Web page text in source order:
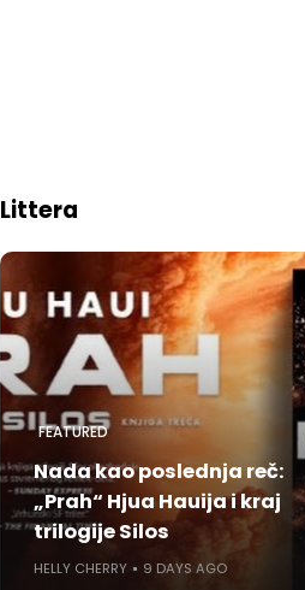
Littera
FEATURED
Nada kao poslednja reč:
„Prah“ Hjua Hauija i kraj
trilogije Silos
HELLY CHERRY 9 DAYS AGO